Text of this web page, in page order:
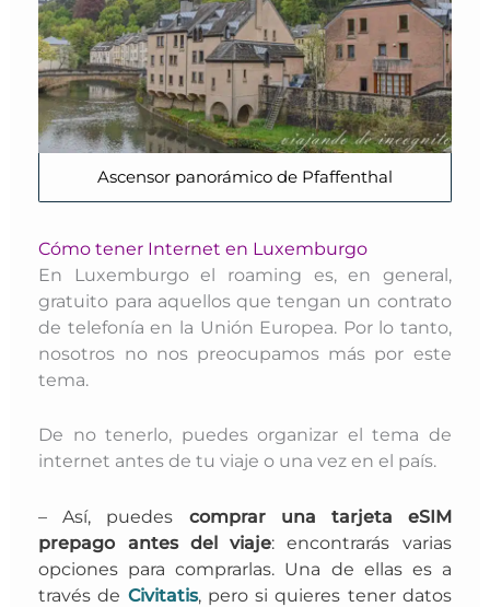
Ascensor panorámico de Pfaffenthal
Cómo tener Internet en Luxemburgo
En Luxemburgo el roaming es, en general,
gratuito para aquellos que tengan un contrato
de telefonía en la Unión Europea. Por lo tanto,
nosotros no nos preocupamos más por este
tema.
De no tenerlo, puedes organizar el tema de
internet antes de tu viaje o una vez en el país.
– Así, puedes comprar una tarjeta eSIM
prepago antes del viaje: encontrarás varias
opciones para comprarlas. Una de ellas es a
través de Civitatis, pero si quieres tener datos